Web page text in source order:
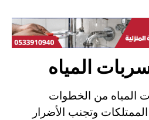
المياه
المياه من الخطوات
وتجنب الأضرار